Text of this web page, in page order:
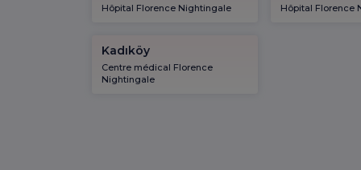
Hôpital Florence Nightingale Hôpital Florence
Kadıköy
Centre médical Florence
Nightingale